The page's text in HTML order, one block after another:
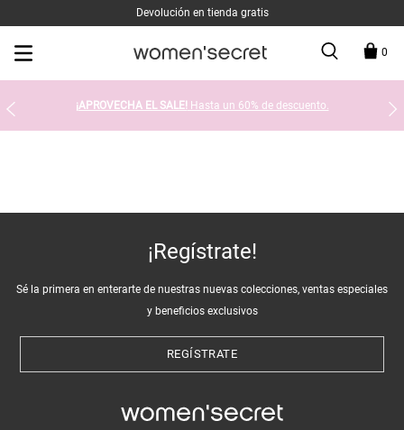
Devolución en tienda gratis
0
¡APROVECHA EL SALE! Hasta un 60% de descuento.
¡Regístrate!
Sé la primera en enterarte de nuestras nuevas colecciones, ventas especiales
y beneficios exclusivos
REGÍSTRATE